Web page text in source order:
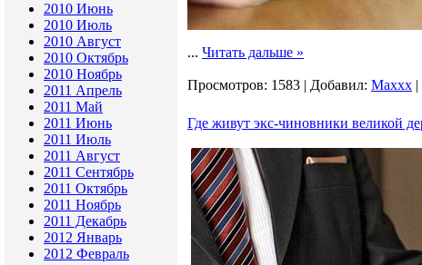
2010 Июнь
2010 Июль
2010 Август
2010 Октябрь
2010 Ноябрь
2011 Апрель
2011 Май
2011 Июнь
2011 Июль
2011 Август
2011 Сентябрь
2011 Октябрь
2011 Ноябрь
2011 Декабрь
2012 Январь
2012 Февраль
... Читать дальше »
Просмотров: 1583 | Добавил: Maxxx |
Где живут экс-чиновники великой